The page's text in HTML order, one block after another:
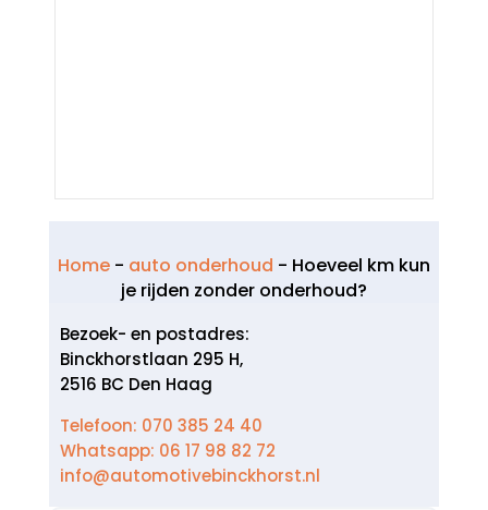
Home- auto onderhoud - Hoeveel km kun
je rijden zonder onderhoud?
Bezoek- en postadres:
Binckhorstlaan 295 H,
2516 BC Den Haag
Telefoon: 070 385 24 40
Whatsapp: 06 17 98 82 72
info@automotivebinckhorst.nl